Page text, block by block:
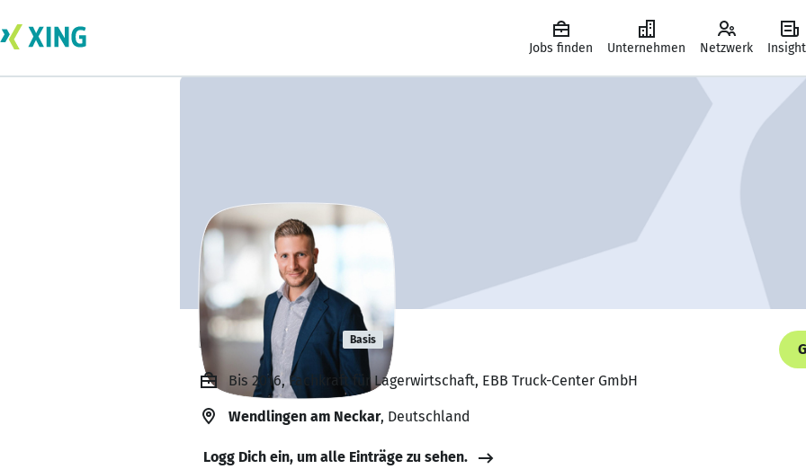
Jobs finden Unternehmen Netzwerk
Patrick Lipp Basis
Bis 2016, Fachkraft für Lagerwirtschaft, EBB Truck-Center GmbH
Wendlingen am Neckar, Deutschland
Logg Dich ein, um alle Einträge zu sehen.